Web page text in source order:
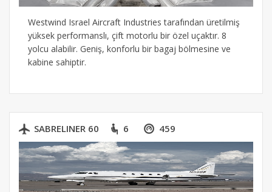
Westwind Israel Aircraft Industries tarafından üretilmiş
yüksek performanslı, çift motorlu bir özel uçaktır. 8
yolcu alabilir. Geniş, konforlu bir bagaj bölmesine ve
kabine sahiptir.
SABRELINER 60 6 459